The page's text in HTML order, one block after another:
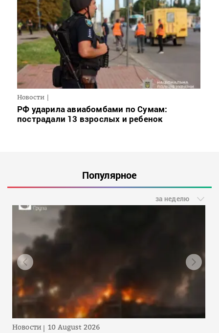
Новости
РФ ударила авиабомбами по Сумам:
пострадали 13 взрослых и ребенок
Популярное
за неделю
Новости 10 August 2026